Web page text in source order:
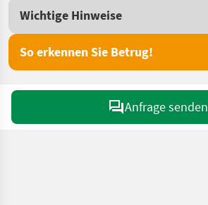
Wichtige Hinweise
So erkennen Sie Betrug!
Anfrage senden